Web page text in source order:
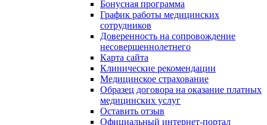
Бонусная программа
График работы медицинских
сотрудников
Доверенность на сопровождение
несовершеннолетнего
Карта сайта
Клинические рекомендации
Медицинское страхование
Образец договора на оказание платных
медицинских услуг
Оставить отзыв
Официальный интернет-портал